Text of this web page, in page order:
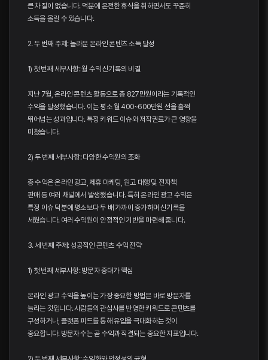
큰 차질이 없습니다. 덕분에 온전한 휴식을 취하면서도 꾸준히
소득을 올릴 수 있습니다.
2. 두 번째 주제: 놀라운 온라인 콘텐츠 소득 달성
1) 첫 번째 세부사항: 월 수익 신기록의 비결
지난 7월, 온라인 콘텐츠 활동으로 총 827만원이라는 기록적인
수익을 달성했습니다. 이는 평소 월 400~600만원 선을 훌쩍
뛰어넘는 성과입니다. 특정 키워드 이슈와 저작권료가 큰 영향을
미쳤습니다.
2) 두 번째 세부사항: 다양한 수익원의 조화
총 수익은 온라인 광고, 제휴 마케팅, 원고 대행 및 전자책
판매 등 여러 채널에서 발생했습니다. 특히 온라인 광고 수익은
특정 이슈 덕분에 평소보다 두 배 가까이 증가하며 신기록을
세웠습니다. 여러 수익원이 안정적인 기반을 마련해 줍니다.
3. 세 번째 주제: 성공적인 콘텐츠 수익 전략
1) 첫 번째 세부사항: 방문자 증대가 핵심
온라인 광고 수익을 높이는 가장 중요한 방법은 바로 방문자를
늘리는 것입니다. 사람들의 관심사를 반영한 키워드로 콘텐츠를
구성하거나, 플랫폼 피드를 통해 유입을 극대화하는 것이
중요합니다. 방문자 수는 곧 수익과 직결되는 중요한 지표입니다.
2) 두 번째 세부사항: 수익화와 안정성의 균형